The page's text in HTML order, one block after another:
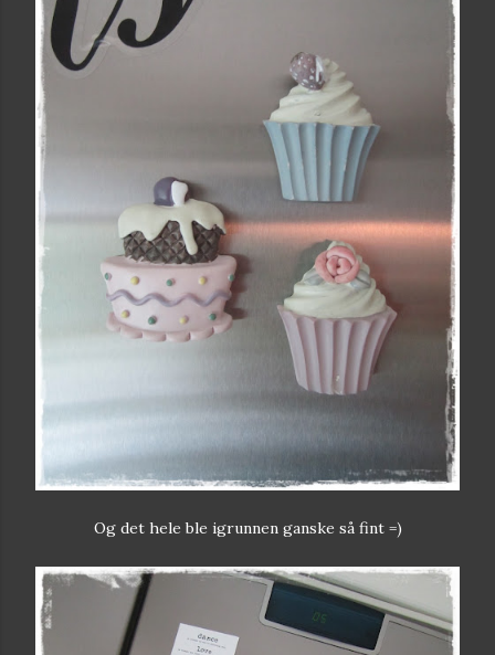
Og det hele ble igrunnen ganske så fint =)